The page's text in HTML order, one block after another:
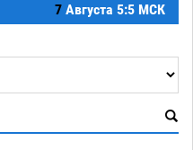
7 Августа 5:5 МСК